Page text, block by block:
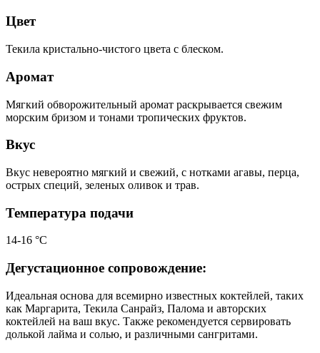
Цвет
Текила кристально-чистого цвета с блеском.
Аромат
Мягкий обворожительный аромат раскрывается свежим
морским бризом и тонами тропических фруктов.
Вкус
Вкус невероятно мягкий и свежий, с нотками агавы, перца,
острых специй, зеленых оливок и трав.
Температура подачи
14-16 °С
Дегустационное сопровождение:
Идеальная основа для всемирно известных коктейлей, таких
как Маргарита, Текила Санрайз, Палома и авторских
коктейлей на ваш вкус. Также рекомендуется сервировать
долькой лайма и солью, и различными сангритами.